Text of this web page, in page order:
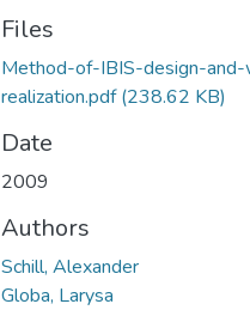
Files
Method-of-IBIS-design-
realization.pdf(238.62 KB)
Date
2009
Authors
Schill, Alexander
Globa, Larysa